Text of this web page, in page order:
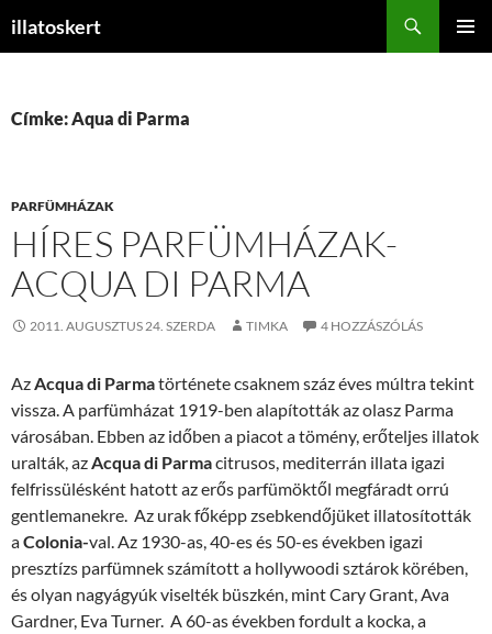
illatoskert
Címke: Aqua di Parma
PARFÜMHÁZAK
HÍRES PARFÜMHÁZAK-
ACQUA DI PARMA
2011. AUGUSZTUS 24. SZERDA TIMKA 4 HOZZÁSZÓLÁS
AzAcqua di Parmatörténete csaknem száz éves múltra tekint
vissza. A parfümházat 1919-ben alapították az olasz Parma
városában. Ebben az időben a piacot a tömény, erőteljes illatok
uralták, azAcqua di Parmacitrusos, mediterrán illata igazi
felfrissülésként hatott az erős parfümöktől megfáradt orrú
gentlemanekre. Az urak főképp zsebkendőjüket illatosították
aColonia-val. Az 1930-as, 40-es és 50-es években igazi
presztízs parfümnek számított a hollywoodi sztárok körében,
és olyan nagyágyúk viselték büszkén, mint Cary Grant, Ava
Gardner, Eva Turner. A 60-as években fordult a kocka, a